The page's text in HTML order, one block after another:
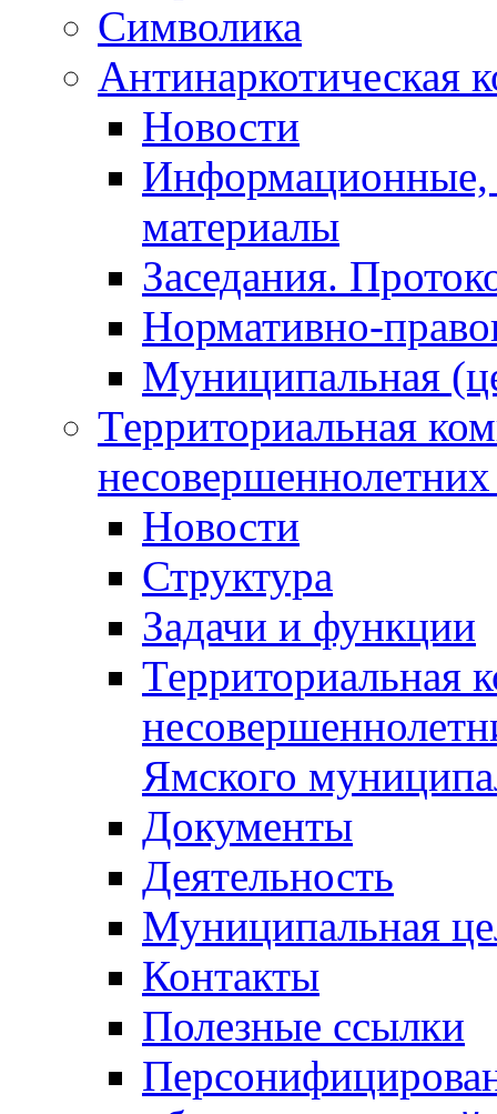
Символика
Антинаркотическая
Новости
Информационные,
материалы
Заседания.
Нормативно-
Муниципальная
Территориальная
Новости
Структура
Задачи и функции
Территориальная
Ямского
Документы
Деятельность
Муниципальная
Контакты
Полезные ссылки